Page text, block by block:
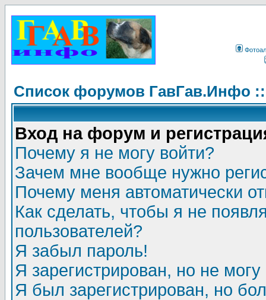
Список форумов ГавГав.Инфо
Вход на форум и
Почему я не могу войти?
Зачем мне вообще нужно
Почему меня автоматически
Как сделать, чтобы я не
пользователей?
Я забыл пароль!
Я зарегистрирован, но не могу
Я был зарегистрирован, но